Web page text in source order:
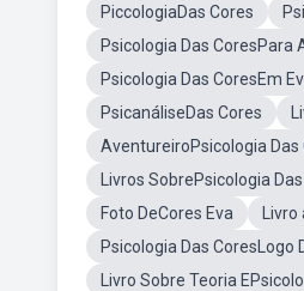
PiccologiaDas Cores
Psicologia Das CoresPara
Psicologia Das CoresEm
PsicanáliseDas Cores
AventureiroPsicologia Das
Livros SobrePsicologia
Foto DeCores Eva
Psicologia Das CoresLogo
Livro Sobre Teoria